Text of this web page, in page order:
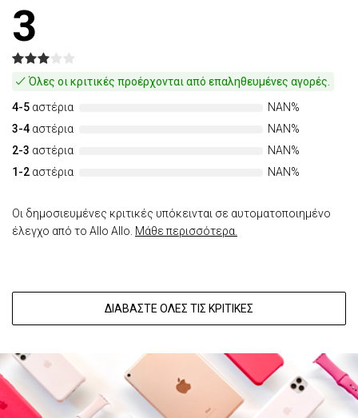
3
Όλες οι κριτικές προέρχονται από επαληθευμένες αγορές.
4-5 αστέρια
NAN%
3-4 αστέρια
NAN%
2-3 αστέρια
NAN%
1-2 αστέρια NAN%
Οι δημοσιευμένες κριτικές υπόκεινται σε αυτοματοποιημένο
έλεγχο από το Allo Allo. Μάθε περισσότερα.
ΔΙΑΒΆΣΤΕ ΌΛΕΣ ΤΙΣ ΚΡΙΤΙΚΈΣ